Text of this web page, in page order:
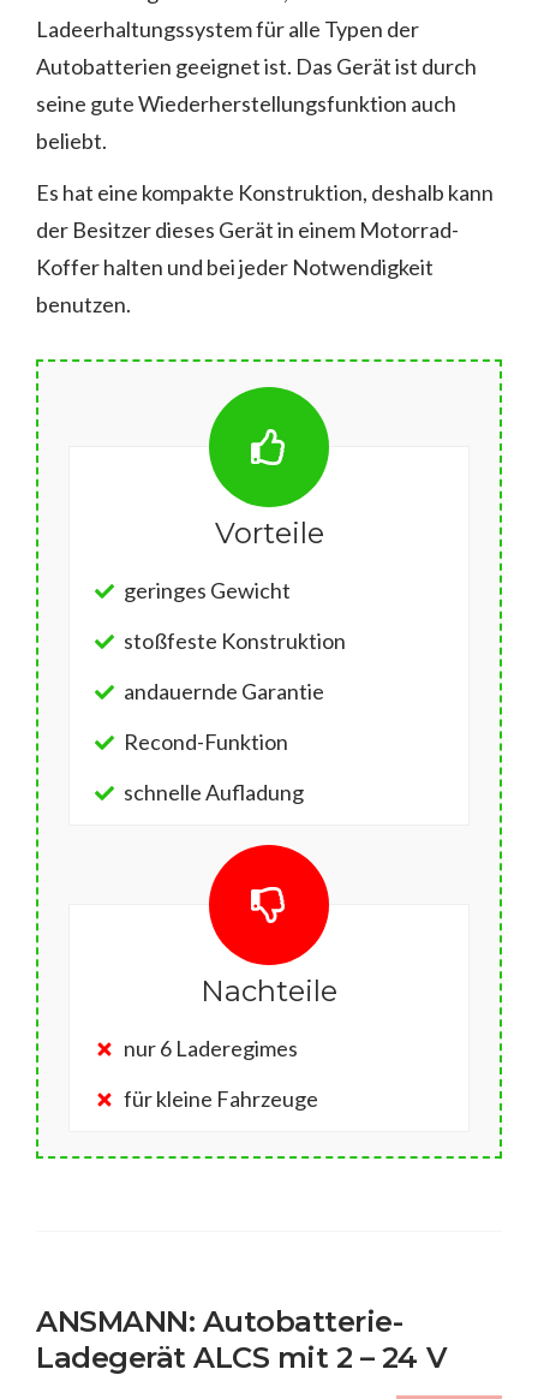
Ladeerhaltungssystem für alle Typen der
Autobatterien geeignet ist. Das Gerät ist durch
seine gute Wiederherstellungsfunktion auch
beliebt.
Es hat eine kompakte Konstruktion, deshalb kann
der Besitzer dieses Gerät in einem Motorrad-
Koffer halten und bei jeder Notwendigkeit
benutzen.
Vorteile
geringes Gewicht
stoßfeste Konstruktion
andauernde Garantie
Recond-Funktion
schnelle Aufladung
Nachteile
nur 6 Laderegimes
für kleine Fahrzeuge
ANSMANN: Autobatterie-
Ladegerät ALCS mit 2 – 24 V